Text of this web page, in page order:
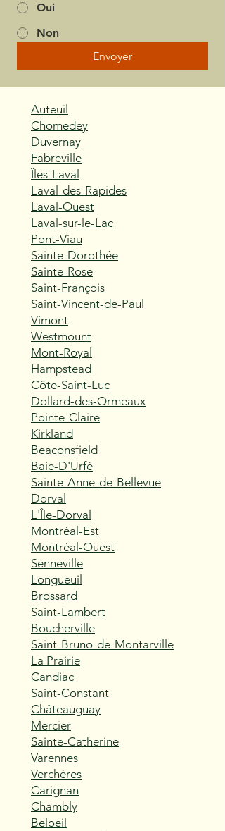
Oui
Non
Envoyer
Auteuil
Chomedey
Duvernay
Fabreville
Îles-Laval
Laval-des-Rapides
Laval-Ouest
Laval-sur-le-Lac
Pont-Viau
Sainte-Dorothée
Sainte-Rose
Saint-François
Saint-Vincent-de-Paul
Vimont
Westmount
Mont-Royal
Hampstead
Côte-Saint-Luc
Dollard-des-Ormeaux
Pointe-Claire
Kirkland
Beaconsfield
Baie-D'Urfé
Sainte-Anne-de-Bellevue
Dorval
L'Île-Dorval
Montréal-Est
Montréal-Ouest
Senneville
Longueuil
Brossard
Saint-Lambert
Boucherville
Saint-Bruno-de-Montarville
La Prairie
Candiac
Saint-Constant
Châteauguay
Mercier
Sainte-Catherine
Varennes
Verchères
Carignan
Chambly
Beloeil